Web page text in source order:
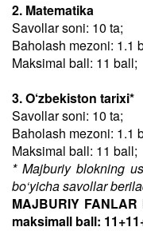
2. Matematika
Savollar soni: 10 ta;
Baholash mezoni: 1.1
Maksimal ball: 11 ball;
3. O‘zbekiston tarixi*
Savollar soni: 10 ta;
Baholash mezoni: 1.1
Maksimal ball: 11 ball;
* Majburiy blokning
bo‘yicha savollar
MAJBURIY
maksimall ball: